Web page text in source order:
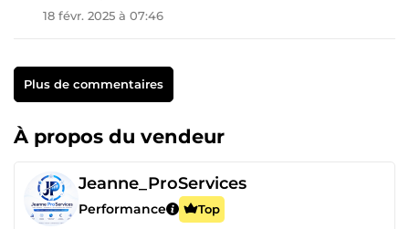
18 févr. 2025 à 07:46
Plus de commentaires
À propos du vendeur
Jeanne_ProServices
Performance Top